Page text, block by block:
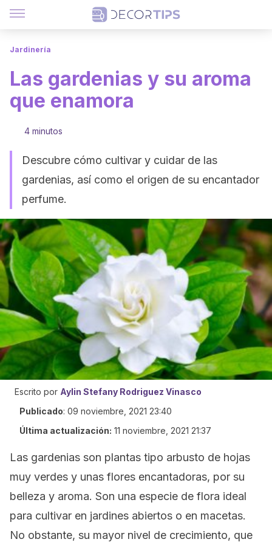
Jardinería
Las gardenias y su aroma
que enamora
4 minutos
Descubre cómo cultivar y cuidar de las
gardenias, así como el origen de su encantador
perfume.
Escrito por Aylin Stefany Rodriguez Vinasco
Publicado: 09 noviembre, 2021 23:40
Última actualización: 11 noviembre, 2021 21:37
Las gardenias son plantas tipo arbusto de hojas
muy verdes y unas flores encantadoras, por su
belleza y aroma. Son una especie de flora ideal
para cultivar en jardines abiertos o en macetas.
No obstante, su mayor nivel de crecimiento, que